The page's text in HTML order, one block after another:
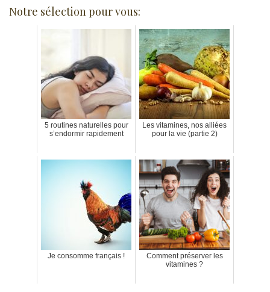
Notre sélection pour vous:
5 routines naturelles pour
s’endormir rapidement
Les vitamines, nos alliées
pour la vie (partie 2)
Je consomme français !
Comment préserver les
vitamines ?